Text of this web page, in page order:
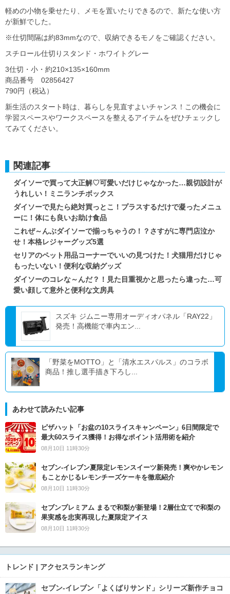
軽めの小物を乗せたり、メモを置いたりできるので、新たな使い方
が新鮮でした。
※仕切間隔は約83mmなので、収納できるモノをご確認ください。
スチロール仕切りスタンド・ホワイトグレー
3仕切・小・約210×135×160mm
商品番号 02856427
790円（税込）
新生活のスタート時は、暮らしを見直すよいチャンス！この機会に
学習スペースやワークスペースを整えるアイテムをぜひチェックし
てみてください。
関連記事
ダイソーで買って大正解♡可愛いだけじゃなかった…親切設計が
うれしい！ミニランチボックス
ダイソーで見たら絶対買っとこ！プラスするだけで凝ったメニュ
ーに！体にも良いお助け食品
これぜ～んぶダイソーで揃っちゃうの！？さすがに専門店泣か
せ！本格レジャーグッズ5選
セリアのペット用品コーナーでいいの見つけた！犬猫用だけじゃ
もったいない！便利な収納グッズ
ダイソーのコレな～んだ？！見た目重視かと思ったら違った…可
愛い顔して意外と便利な文房具
スズキ ジムニー専用オーディオパネル「RAY22」
発売！高機能で車内エン...
「野菜をMOTTO」と「清水エスパルス」のコラボ
商品！推し選手描き下ろし...
あわせて読みたい記事
ピザハット「お盆の10スライスキャンペーン」6日間限定で
最大60スライス獲得！お得なポイント活用術を紹介
08月10日 11時30分
セブン‐イレブン夏限定レモンスイーツ新発売！爽やかレモン
もことかじるレモンチーズケーキを徹底紹介
08月10日 11時30分
セブンプレミアム まるで和梨が新登場！2層仕立てで和梨の
果実感を忠実再現した夏限定アイス
08月10日 11時30分
トレンド | アクセスランキング
セブン‐イレブン「よくばりサンド」シリーズ新作チョコ